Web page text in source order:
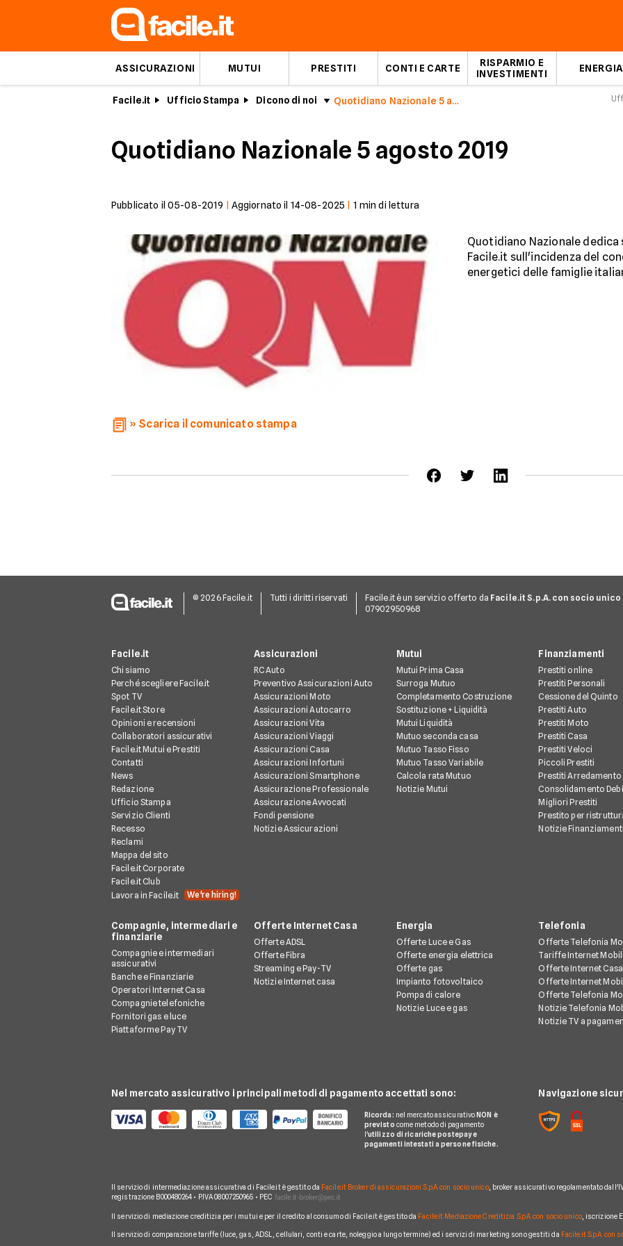
ASSICURAZIONI MUTUI PRESTITI CONTI E CARTE
RISPARMIO E
INVESTIMENTI
ENERGIA
Facile.it Ufficio Stampa Dicono di noi Quotidiano Nazionale 5 agosto 2019
Quotidiano Nazionale 5 agosto 2019
Pubblicato il 05-08-2019 Aggiornato il 14-08-2025 1 min di lettura
Quotidiano Nazionale
Facile.it sull'incidenza del
energetici delle famiglie
» Scarica il comunicato stampa
© 2026 Facile.it Tutti i diritti riservati Facile.it è un servizio offerto da Facile.it S.p.A. con socio unico
07902950968
Facile.it
Chi siamo
Perché scegliere Facile.it
Spot TV
Facile.it Store
Opinioni e recensioni
Collaboratori assicurativi
Facile.it Mutui e Prestiti
Contatti
News
Redazione
Ufficio Stampa
Servizio Clienti
Recesso
Reclami
Mappa del sito
Facile.it Corporate
Facile.it Club
Lavora in Facile.it
We're hiring!
Assicurazioni
RC Auto
Preventivo Assicurazioni Auto
Assicurazioni Moto
Assicurazioni Autocarro
Assicurazioni Vita
Assicurazioni Viaggi
Assicurazioni Casa
Assicurazioni Infortuni
Assicurazioni Smartphone
Assicurazione Professionale
Assicurazione Avvocati
Fondi pensione
Notizie Assicurazioni
Mutui
Mutui Prima Casa
Surroga Mutuo
Completamento Costruzione
Sostituzione + Liquidità
Mutui Liquidità
Mutuo seconda casa
Mutuo Tasso Fisso
Mutuo Tasso Variabile
Calcola rata Mutuo
Notizie Mutui
Finanziamenti
Prestiti online
Prestiti Personali
Cessione del Quinto
Prestiti Auto
Prestiti Moto
Prestiti Casa
Prestiti Veloci
Piccoli Prestiti
Prestiti Arredamento
Consolidamento
Migliori Prestiti
Prestito per
Notizie Finanziamenti
Compagnie, intermediari e
finanziarie
Compagnie e intermediari
assicurativi
Banche e Finanziarie
Operatori Internet Casa
Compagnie telefoniche
Fornitori gas e luce
Piattaforme Pay TV
Offerte Internet Casa
Offerte ADSL
Offerte Fibra
Streaming e Pay-TV
Notizie Internet casa
Energia
Offerte Luce e Gas
Offerte energia elettrica
Offerte gas
Impianto fotovoltaico
Pompa di calore
Notizie Luce e gas
Telefonia
Offerte Telefonia
Tariffe Internet
Offerte Internet Casa
Offerte Internet
Offerte Telefonia
Notizie Telefonia
Notizie TV a
Nel mercato assicurativo i principali metodi di pagamento accettati sono:
Ricorda: nel mercato assicurativo NON è
previsto come metodo di pagamento
l'utilizzo di ricariche postepay e
pagamenti intestati a persone fisiche.
Navigazione
Il servizio di intermediazione assicurativa di Facile.it è gestito da Facile.it Broker di assicurazioni S.p.A. con socio unico, broker assicurativo regolamentato
registrazione B000480264 • P.IVA 08007250965 • PEC
Il servizio di mediazione creditizia per i mutui e per il credito al consumo di Facile.it è gestito da Facile.it Mediazione Creditizia S.p.A. con socio unico, iscrizione
Il servizio di comparazione tariffe (luce, gas, ADSL, cellulari, conti e carte, noleggio a lungo termine) ed i servizi di marketing sono gestiti da Facile.it S.p.A. con